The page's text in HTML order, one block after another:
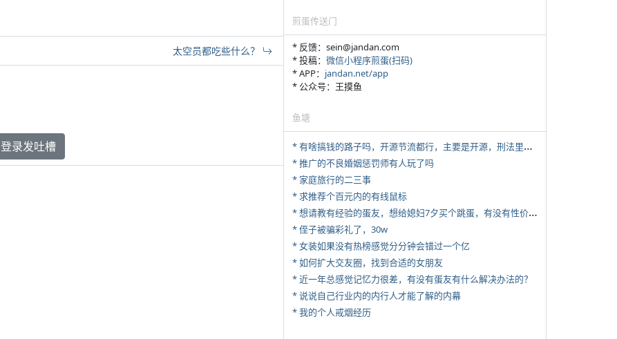
太空员都吃些什么？
登录发吐槽
煎蛋传送门
* 反馈：sein@jandan.com
* 投稿： 微信小程序煎蛋(扫码)
* APP： jandan.net/app
* 公众号：王摸鱼
鱼塘
*
有啥搞钱的路子吗，开源节流都行，主要是开源，刑法里的咱不做
* 推广的不良婚姻惩罚师有人玩了吗
* 家庭旅行的二三事
* 求推荐个百元内的有线鼠标
*
想请教有经验的蛋友，想给媳妇7夕买个跳蛋，有没有性价比高的推荐
* 侄子被骗彩礼了，30w
* 女装如果没有热榜感觉分分钟会错过一个亿
* 如何扩大交友圈，找到合适的女朋友
* 近一年总感觉记忆力很差，有没有蛋友有什么解决办法的？
* 说说自己行业内的内行人才能了解的内幕
* 我的个人戒烟经历